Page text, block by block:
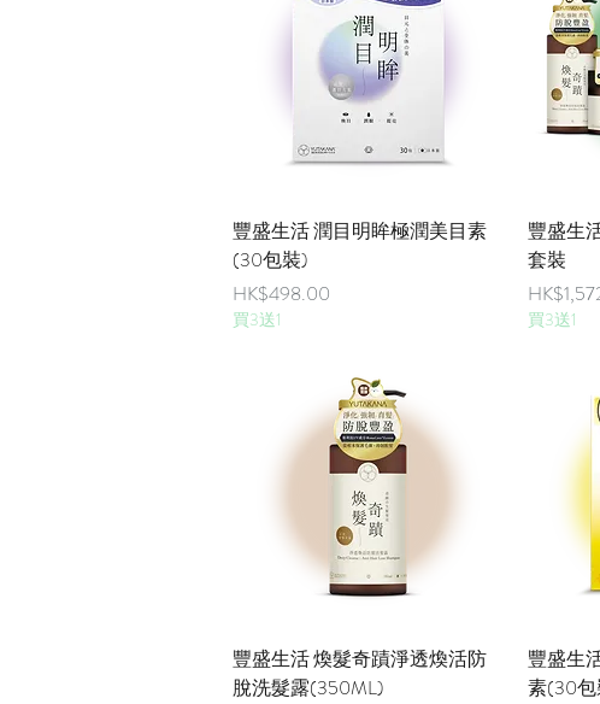
快速瀏覽
豐盛生活 潤目明眸極潤美目素
(30包裝)
價格
HK$498.00
買3送1
豐盛生
套裝
價格
買3送1
快速瀏覽
豐盛生活 煥髮奇蹟淨透煥活防
脫洗髮露(350ML)
豐盛生
素(30